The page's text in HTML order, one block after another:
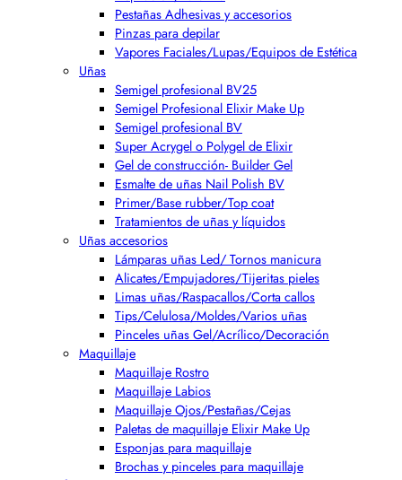
Pestañas Adhesivas y accesorios
Pinzas para depilar
Vapores Faciales/Lupas/Equipos de Estética
Uñas
Semigel profesional BV25
Semigel Profesional Elixir Make Up
Semigel profesional BV
Super Acrygel o Polygel de Elixir
Gel de construcción- Builder Gel
Esmalte de uñas Nail Polish BV
Primer/Base rubber/Top coat
Tratamientos de uñas y líquidos
Uñas accesorios
Lámparas uñas Led/ Tornos manicura
Alicates/Empujadores/Tijeritas pieles
Limas uñas/Raspacallos/Corta callos
Tips/Celulosa/Moldes/Varios uñas
Pinceles uñas Gel/Acrílico/Decoración
Maquillaje
Maquillaje Rostro
Maquillaje Labios
Maquillaje Ojos/Pestañas/Cejas
Paletas de maquillaje Elixir Make Up
Esponjas para maquillaje
Brochas y pinceles para maquillaje